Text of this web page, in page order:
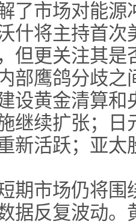
了市场对能
什将主持首
但更关注其
部鹰鸽分歧
设黄金清算
继续扩张；
新活跃；亚
期市场仍将
据反复波动